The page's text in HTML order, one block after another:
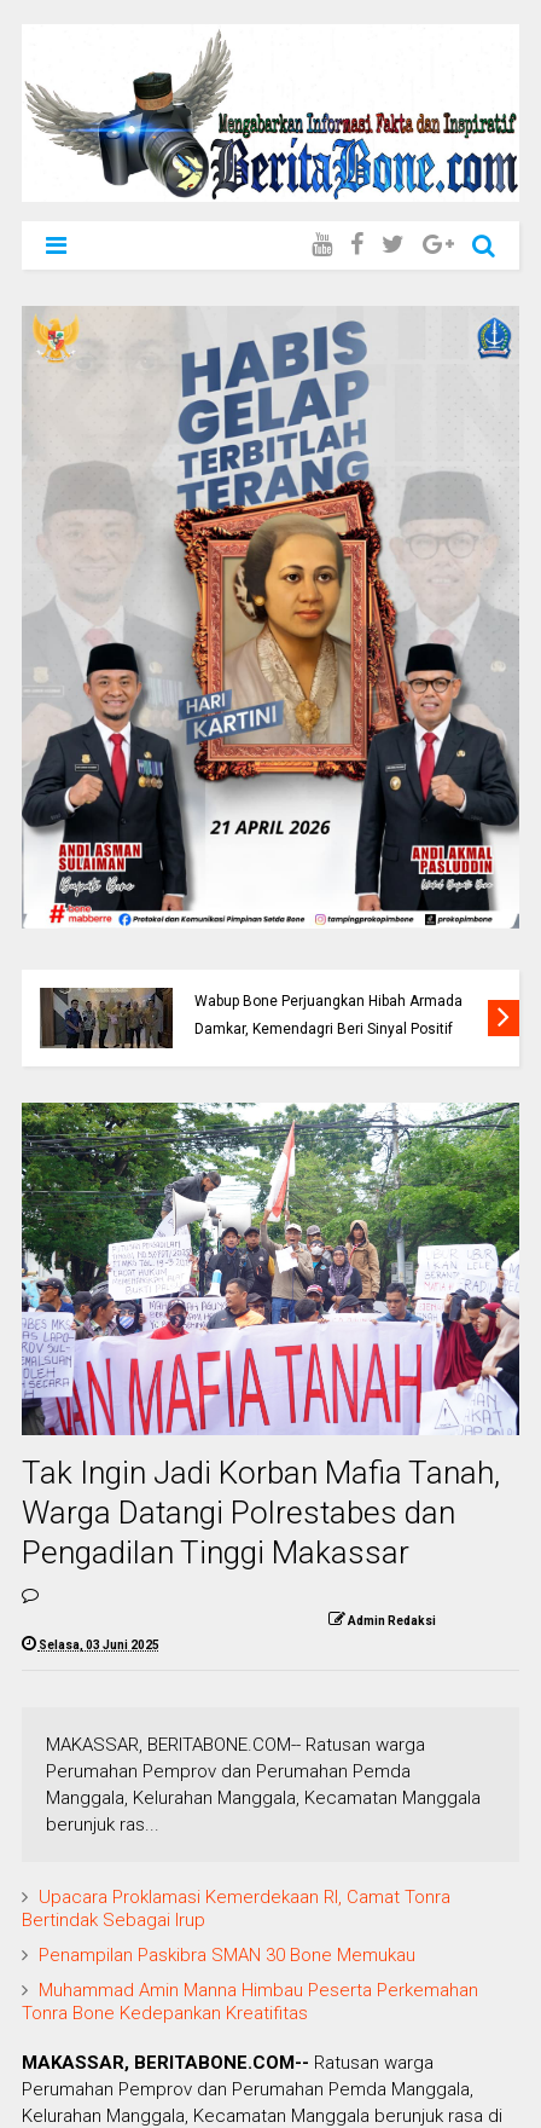
Wabup Bone Perjuangkan Hibah Armada
Damkar, Kemendagri Beri Sinyal Positif
Tak Ingin Jadi Korban Mafia Tanah,
Warga Datangi Polrestabes dan
Pengadilan Tinggi Makassar
Admin Redaksi
Selasa, 03 Juni 2025
MAKASSAR, BERITABONE.COM-- Ratusan warga
Perumahan Pemprov dan Perumahan Pemda
Manggala, Kelurahan Manggala, Kecamatan Manggala
berunjuk ras...
Upacara Proklamasi Kemerdekaan RI, Camat Tonra
Bertindak Sebagai Irup
Penampilan Paskibra SMAN 30 Bone Memukau
Muhammad Amin Manna Himbau Peserta Perkemahan
Tonra Bone Kedepankan Kreatifitas
MAKASSAR, BERITABONE.COM-- Ratusan warga
Perumahan Pemprov dan Perumahan Pemda Manggala,
Kelurahan Manggala, Kecamatan Manggala berunjuk rasa di